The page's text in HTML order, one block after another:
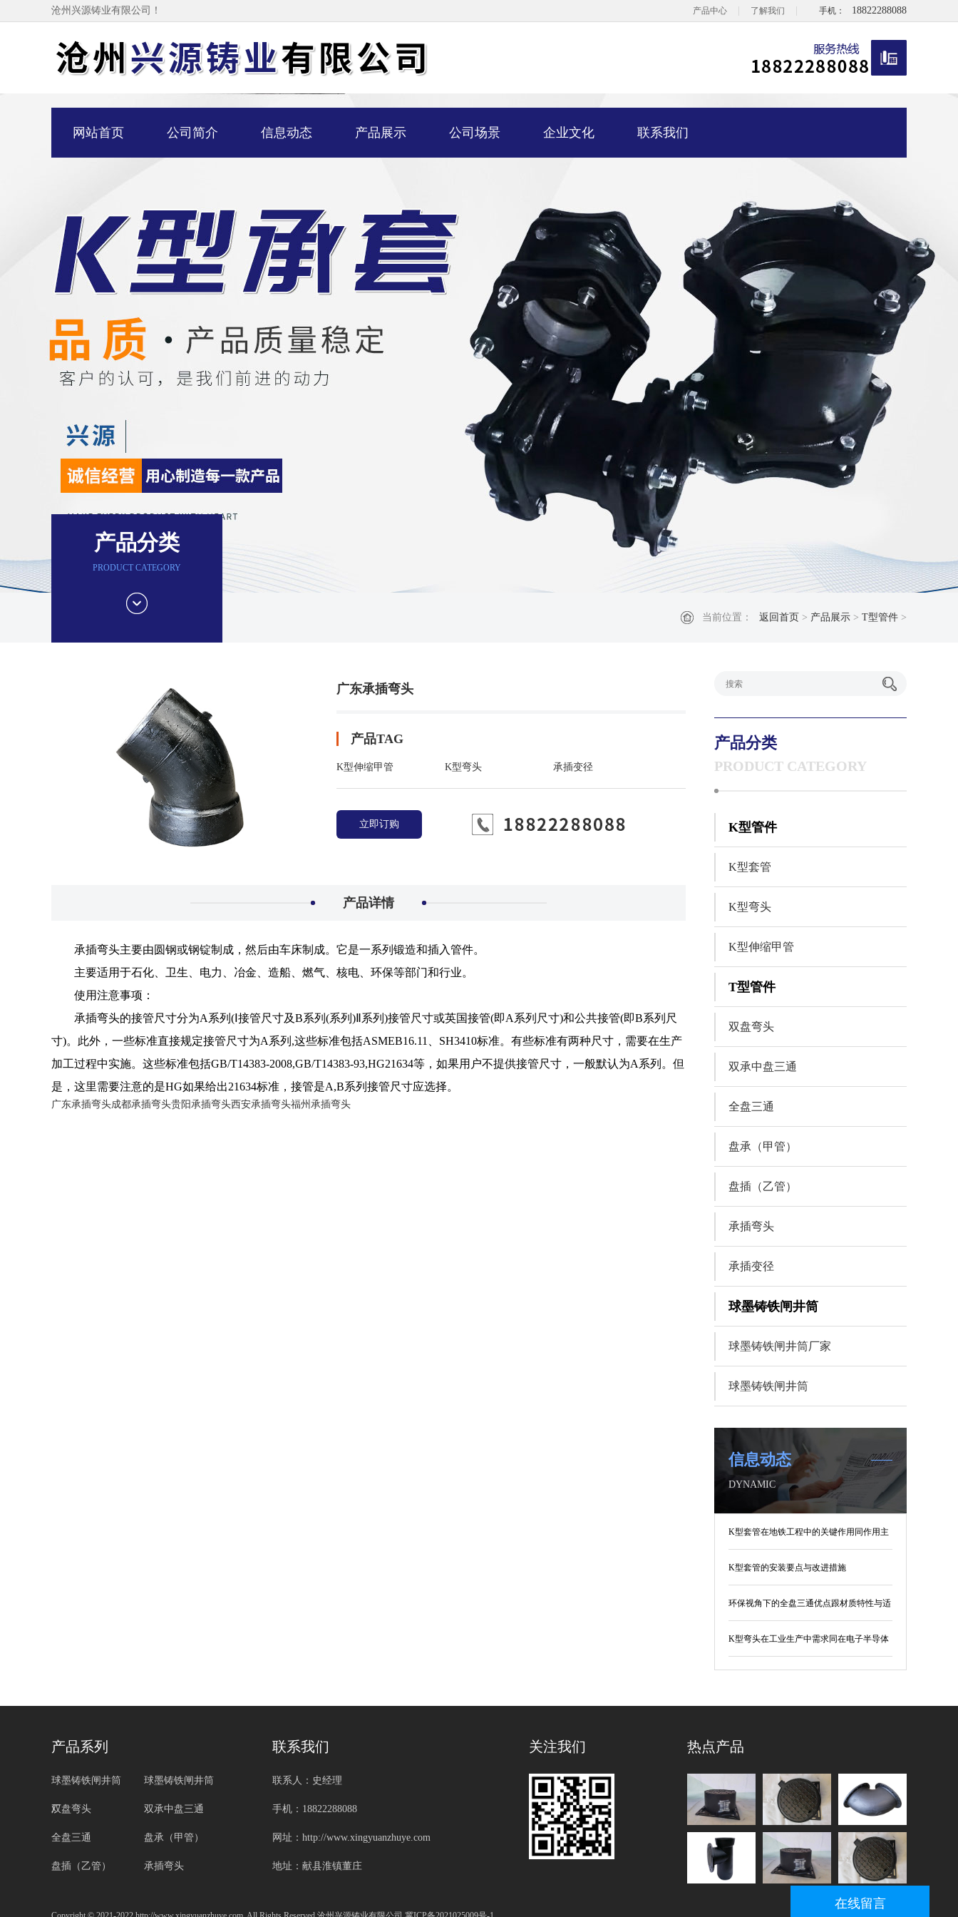
在线留言
沧州兴源铸业有限公司！ 手机： 18822288088
产品中心 了解我们
网站首页 公司简介 信息动态 产品展示 公司场景 企业文化 联系我们
产品分类
PRODUCT CATEGORY
当前位置： 返回首页 > 产品展示 > T型管件 >
广东承插弯头
产品TAG
K型伸缩甲管 K型弯头 承插变径
立即订购
产品详情
承插弯头主要由圆钢或钢锭制成，然后由车床制成。它是一系列锻造和插入管件。
主要适用于石化、卫生、电力、冶金、造船、燃气、核电、环保等部门和行业。
使用注意事项：
承插弯头的接管尺寸分为A系列(Ⅰ接管尺寸及B系列(系列)Ⅱ系列)接管尺寸或英国接管(即A系列尺寸)和公共接管(即B系列尺
寸)。此外，一些标准直接规定接管尺寸为A系列,这些标准包括ASMEB16.11、SH3410标准。有些标准有两种尺寸，需要在生产
加工过程中实施。这些标准包括GB/T14383-2008,GB/T14383-93,HG21634等，如果用户不提供接管尺寸，一般默认为A系列。但
是，这里需要注意的是HG如果给出21634标准，接管是A,B系列接管尺寸应选择。
广东承插弯头成都承插弯头贵阳承插弯头西安承插弯头福州承插弯头
产品分类
PRODUCT CATEGORY
K型管件
K型套管
K型弯头
K型伸缩甲管
T型管件
双盘弯头
双承中盘三通
全盘三通
盘承（甲管）
盘插（乙管）
承插弯头
承插变径
球墨铸铁闸井筒
球墨铸铁闸井筒厂家
球墨铸铁闸井筒
信息动态
DYNAMIC
K型套管在地铁工程中的关键作用同作用主
K型套管的安装要点与改进措施
环保视角下的全盘三通优点跟材质特性与适
K型弯头在工业生产中需求同在电子半导体
产品系列
球墨铸铁闸井筒
厂
球墨铸铁闸井筒
双盘弯头 双承中盘三通
全盘三通 盘承（甲管）
盘插（乙管） 承插弯头
联系我们
联系人：史经理
手机：18822288088
网址：http://www.xingyuanzhuye.com
地址：献县淮镇董庄
关注我们 热点产品